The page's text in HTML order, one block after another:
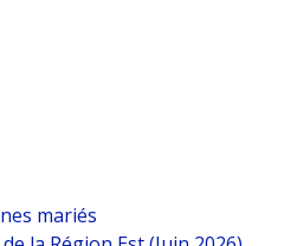
mariés